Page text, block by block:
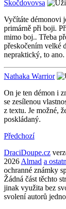
Skočdovovsa
Vyčítáte démonovi
primárně při boji.
mimo boj.. Třeba
přeskočením velké
nepraktický, to ano.
Nathaka Warrior
On je ten démon i
se zesílenou
z textu. Je možné,
poskládaný.
Předchozí
DraciDoupe.cz
2026 Almad a
ochranné známky
Žádná část těchto
jinak využita bez
svolení autorů